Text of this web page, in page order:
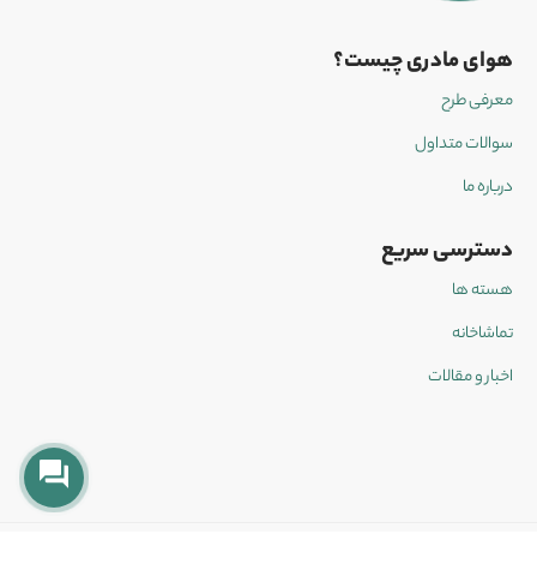
هوای مادری چیست؟
معرفی طرح
سوالات متداول
درباره ما
دسترسی سریع
هسته ها
تماشاخانه
اخبار و مقالات